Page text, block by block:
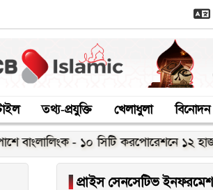
তথ্য-প্রযুক্তি খেলাধুলা বিনোদন
- ১০ সিটি করপোরেশনে ১২ হাজারের
▐ প্রাইস সেনসেটিভ